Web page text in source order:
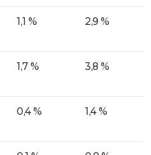
1,1 % 2,9 %
1,7 % 3,8 %
0,4 % 1,4 %